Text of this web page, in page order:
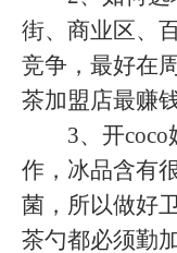
街、商业区、
竞争，最好在
茶加盟店最赚
3、开coco
作，冰品含有
菌，所以做好
茶勺都必须勤